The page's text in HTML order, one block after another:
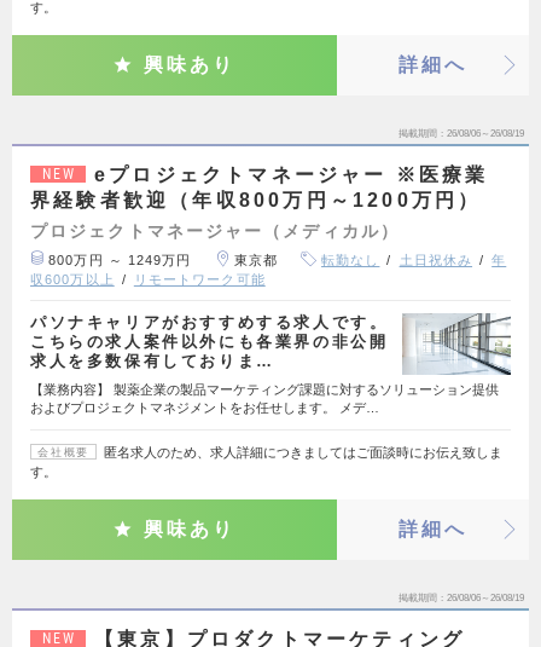
す。
興味あり 詳細へ
掲載期間 26/08/06～26/08/19
NEW
eプロジェクトマネージャー ※医療業
界経験者歓迎（年収800万円～1200万円）
プロジェクトマネージャー（メディカル）
800万円 ～ 1249万円 東京都 転勤なし 土日祝休み
年
収600万以上
リモートワーク可能
パソナキャリアがおすすめする求人です。
こちらの求人案件以外にも各業界の非公開
求人を多数保有しておりま…
【業務内容】 製薬企業の製品マーケティング課題に対するソリューション提供
およびプロジェクトマネジメントをお任せします。 メデ…
会社概要
匿名求人のため、求人詳細につきましてはご面談時にお伝え致しま
す。
興味あり 詳細へ
掲載期間 26/08/06～26/08/19
NEW 【東京】プロダクトマーケティング